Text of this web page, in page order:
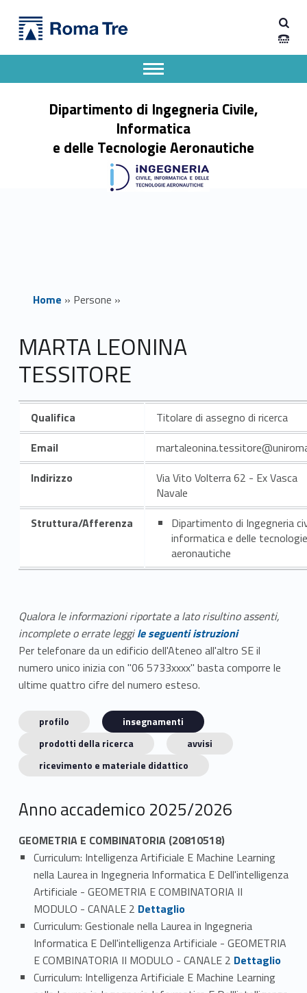
MARTA LEONINA TESSITORE insegnamenti - Dipartimento di Ingegneria Civile, Informatica e delle Tecnologie Aeronautiche
Dipartimento di Ingegneria Civile,
Informatica
e delle Tecnologie Aeronautiche
Apri il menu secondario
Header info sidebar
Home » Persone »
MARTA LEONINA
TESSITORE
Qualifica
Titolare di assegno di ricerca
Email
Indirizzo
Via Vito Volterra 62 - Ex Vasca
Navale
Struttura/Afferenza
Dipartimento di Ingegneria
informatica e delle tecnologie
aeronautiche
Qualora le informazioni riportate a lato risultino assenti,
incomplete o errate leggile seguenti istruzioni
Per telefonare da un edificio dell'Ateneo all'altro SE il
numero unico inizia con "06 5733xxxx" basta comporre le
ultime quattro cifre del numero esteso.
profilo
insegnamenti
prodotti della ricerca
avvisi
ricevimento e materiale didattico
Anno accademico 2025/2026
GEOMETRIA E COMBINATORIA (20810518)
Curriculum: Intelligenza Artificiale E Machine Learning
nella Laurea in Ingegneria Informatica E Dell'intelligenza
Artificiale - GEOMETRIA E COMBINATORIA II
MODULO - CANALE 2 Link identifier #identifier_person_143665-1
Dettaglio
Curriculum: Gestionale nella Laurea in Ingegneria
Informatica E Dell'intelligenza Artificiale - GEOMETRIA
E COMBINATORIA II MODULO - CANALE 2 Link identifier #identifier_person_138943-2
Dettaglio
Curriculum: Intelligenza Artificiale E Machine Learning